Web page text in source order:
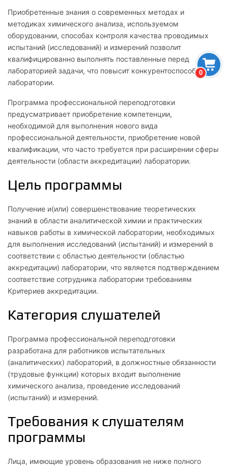
0
Приобретенные знания о современных методах и
методиках химического анализа, используемом
оборудовании, способах контроля качества проводимых
испытаний (исследований) и измерений позволит
квалифицированно выполнять поставленные перед
лабораторией задачи, что повысит конкурентоспособность
лаборатории.
Программа профессиональной переподготовки
предусматривает приобретение компетенции,
необходимой для выполнения нового вида
профессиональной деятельности, приобретение новой
квалификации, что часто требуется при расширении сферы
деятельности (области аккредитации) лаборатории.
Цель программы
Получение и(или) совершенствование теоретических
знаний в области аналитической химии и практических
навыков работы в химической лаборатории, необходимых
для выполнения исследований (испытаний) и измерений в
соответствии с областью деятельности (областью
аккредитации) лаборатории, что является подтверждением
соответствие сотрудника лаборатории требованиям
Критериев аккредитации.
Категория слушателей
Программа профессиональной переподготовки
разработана для работников испытательных
(аналитических) лабораторий, в должностные обязанности
(трудовые функции) которых входит выполнение
химического анализа, проведение исследований
(испытаний) и измерений.
Требования к слушателям
программы
Лица, имеющие уровень образования не ниже полного